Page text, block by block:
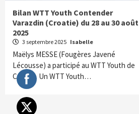
Bilan WTT Youth Contender
Varazdin (Croatie) du 28 au 30 août
2025
3 septembre 2025 Isabelle
Maëlys MESSE (Fougères Javené
Lécousse) a participé au WTT Youth de
Croatie. Un WTT Youth…